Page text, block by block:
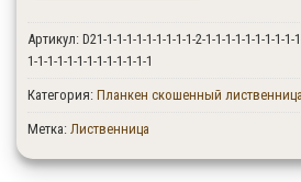
Артикул: D21-1-1-1-1-1-1-1-1-1-2-1-1-1-1-1-1-1-1-1-
1-1-1-1-1-1-1-1-1-1-1-1-1
Категория: Планкен скошенный лиственница
Метка: Лиственница